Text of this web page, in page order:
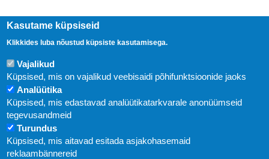
Uudised
KIRJASTUS PEGASUS OÜ © 2020
Kasutame küpsiseid
Klikkides luba nõustud küpsiste kasutamisega.
Vajalikud
Küpsised, mis on vajalikud veebisaidi põhifunktsioonide jaoks
Analüütika
Küpsised, mis edastavad analüütikatarkvarale anonüümseid
tegevusandmeid
Turundus
Küpsised, mis aitavad esitada asjakohasemaid
reklaambännereid